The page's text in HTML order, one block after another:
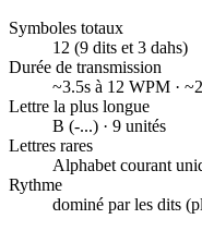
Symboles totaux
12 (9 dits et 3 dahs)
Durée de transmission
~3.5s à 12 WPM ·
Lettre la plus longue
B (-...) · 9 unités
Lettres rares
Alphabet courant
Rythme
dominé par les dits